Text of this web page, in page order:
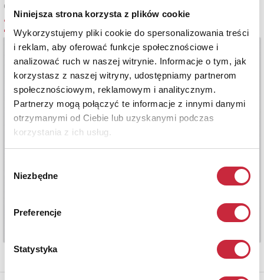
Niniejsza strona korzysta z plików cookie
Wykorzystujemy pliki cookie do spersonalizowania treści
i reklam, aby oferować funkcje społecznościowe i
analizować ruch w naszej witrynie. Informacje o tym, jak
korzystasz z naszej witryny, udostępniamy partnerom
społecznościowym, reklamowym i analitycznym.
Partnerzy mogą połączyć te informacje z innymi danymi
otrzymanymi od Ciebie lub uzyskanymi podczas
korzystania z ich usług.
zgody
Niezbędne
Preferencje
Statystyka
Cena oferowana
28 000 zł